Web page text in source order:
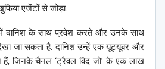
एजेंटों से जोड़ा.
में दानिश के साथ प्रवेश करते और उनके साथ
देखा जा सकता है. दानिश उन्हें एक यूट्यूबर और
जिनके चैनल ‘ट्रैवल विद जो’ के एक लाख